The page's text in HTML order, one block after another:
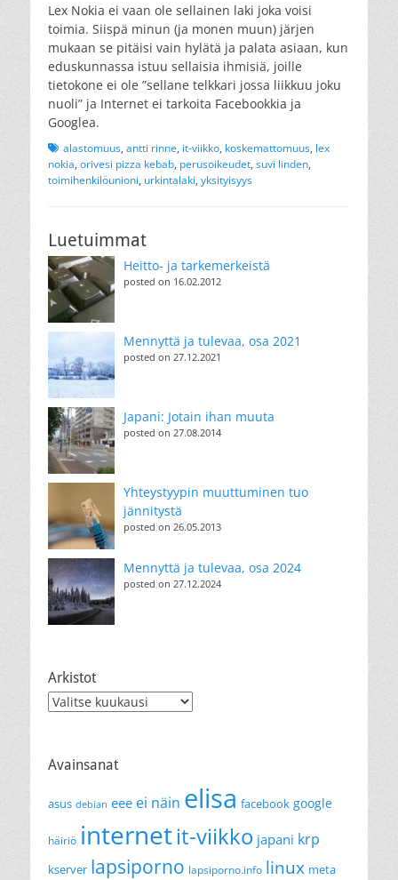
Lex Nokia ei vaan ole sellainen laki joka voisi
toimia. Siispä minun (ja monen muun) järjen
mukaan se pitäisi vain hylätä ja palata asiaan, kun
eduskunnassa istuu sellaisia ihmisiä, joille
tietokone ei ole ”sellane telkkari jossa liikkuu joku
nuoli” ja Internet ei tarkoita Facebookkia ja
Googlea.
Tagsalastomuus, antti rinne, it-viikko, koskemattomuus, lex
nokia, orivesi pizza kebab, perusoikeudet, suvi linden,
toimihenkilöunioni, urkintalaki, yksityisyys
Luetuimmat
Heitto- ja tarkemerkeistä
posted on 16.02.2012
Mennyttä ja tulevaa, osa 2021
posted on 27.12.2021
Japani: Jotain ihan muuta
posted on 27.08.2014
Yhteystyypin muuttuminen tuo
jännitystä
posted on 26.05.2013
Mennyttä ja tulevaa, osa 2024
posted on 27.12.2024
Arkistot
Arkistot
Avainsanat
asus debian eee ei näin elisa facebook google
häiriö internetit-viikko japani krp
kserver lapsiporno lapsiporno.info linux meta